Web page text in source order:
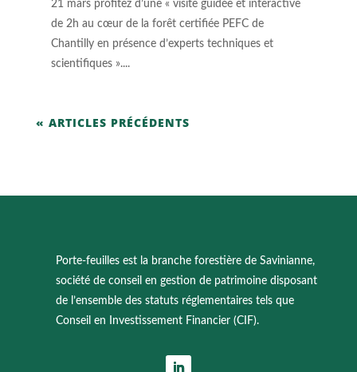
21 mars profitez d’une « visite guidée et interactive
de 2h au cœur de la forêt certifiée PEFC de
Chantilly en présence d’experts techniques et
scientifiques »....
« ARTICLES PRÉCÉDENTS
Porte-feuilles est la branche forestière de Savinianne,
société de conseil en gestion de patrimoine disposant
de l’ensemble des statuts réglementaires tels que
Conseil en Investissement Financier (CIF).